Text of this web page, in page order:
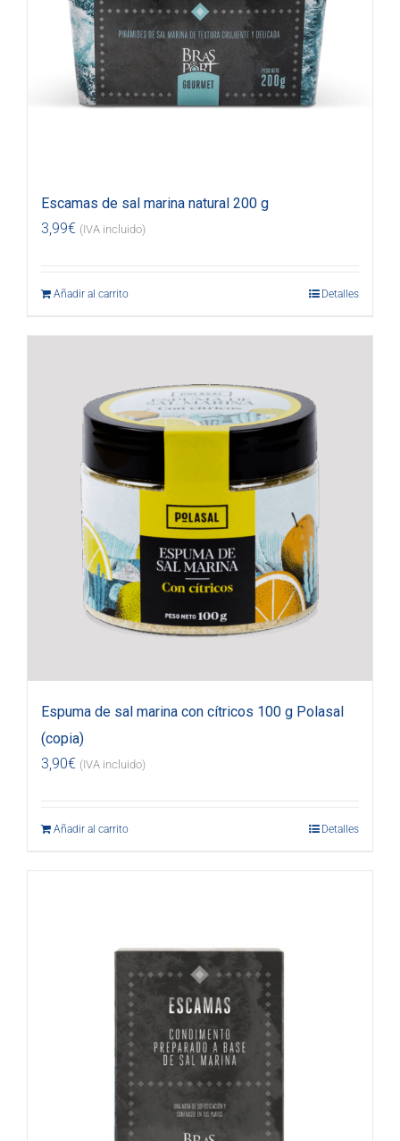
Escamas de sal marina natural 200 g
3,99€ (IVA incluido)
Añadir al carrito Detalles
Espuma de sal marina con cítricos 100 g Polasal
(copia)
3,90€ (IVA incluido)
Añadir al carrito Detalles